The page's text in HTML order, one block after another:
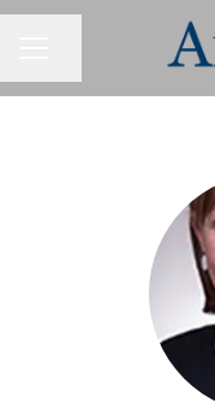
MENÚ DE EMPLEO
Compartir página